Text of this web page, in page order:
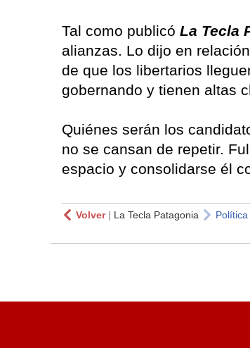
Tal como publicó La Tecla
alianzas. Lo dijo en
de que los libertarios
gobernando y tienen altas
Quiénes serán los
no se cansan de repetir.
espacio y consolidarse él
Volver| La Tecla Patagonia